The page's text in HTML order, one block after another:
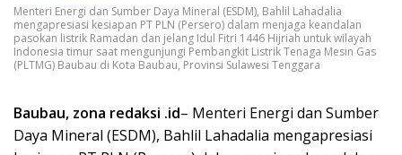
Menteri Energi dan Sumber Daya Mineral (ESDM), Bahlil Lahadalia
mengapresiasi kesiapan PT PLN (Persero) dalam menjaga keandalan
pasokan listrik Ramadan dan jelang Idul Fitri 1446 Hijriah untuk wilayah
Indonesia timur saat mengunjungi Pembangkit Listrik Tenaga Mesin Gas
(PLTMG) Baubau di Kota Baubau, Provinsi Sulawesi Tenggara
Baubau, zona redaksi .id– Menteri Energi dan Sumber
Daya Mineral (ESDM), Bahlil Lahadalia mengapresiasi